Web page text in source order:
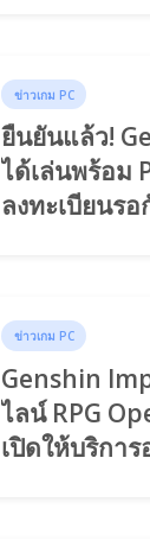
ข่าวเกม PC
ยืนยันแล้ว!
ได้เล่นพร้อม
ลงทะเบียนรอ
ข่าวเกม PC
Genshin
ไลน์ RPG
เปิดให้บริกา